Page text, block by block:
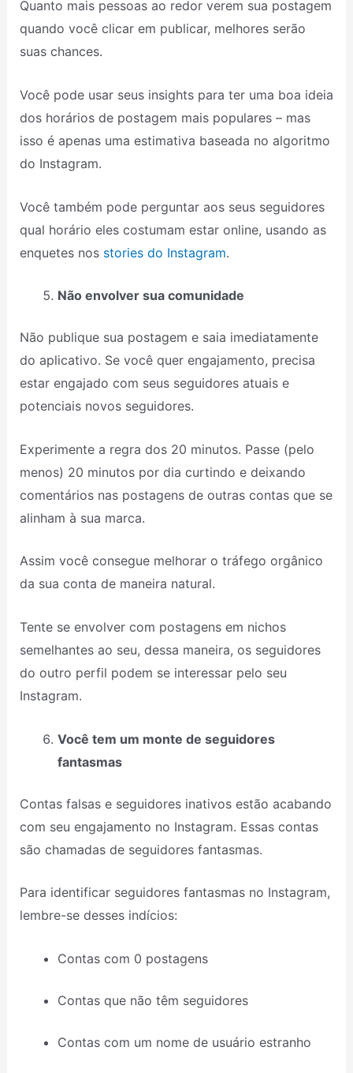
Quanto mais pessoas ao redor verem sua postagem
quando você clicar em publicar, melhores serão
suas chances.
Você pode usar seus insights para ter uma boa ideia
dos horários de postagem mais populares – mas
isso é apenas uma estimativa baseada no algoritmo
do Instagram.
Você também pode perguntar aos seus seguidores
qual horário eles costumam estar online, usando as
enquetes nosstories do Instagram.
Não envolver sua comunidade
Não publique sua postagem e saia imediatamente
do aplicativo. Se você quer engajamento, precisa
estar engajado com seus seguidores atuais e
potenciais novos seguidores.
Experimente a regra dos 20 minutos. Passe (pelo
menos) 20 minutos por dia curtindo e deixando
comentários nas postagens de outras contas que se
alinham à sua marca.
Assim você consegue melhorar o tráfego orgânico
da sua conta de maneira natural.
Tente se envolver com postagens em nichos
semelhantes ao seu, dessa maneira, os seguidores
do outro perfil podem se interessar pelo seu
Instagram.
Você tem um monte de seguidores
fantasmas
Contas falsas e seguidores inativos estão acabando
com seu engajamento no Instagram. Essas contas
são chamadas de seguidores fantasmas.
Para identificar seguidores fantasmas no Instagram,
lembre-se desses indícios:
Contas com 0 postagens
Contas que não têm seguidores
Contas com um nome de usuário estranho